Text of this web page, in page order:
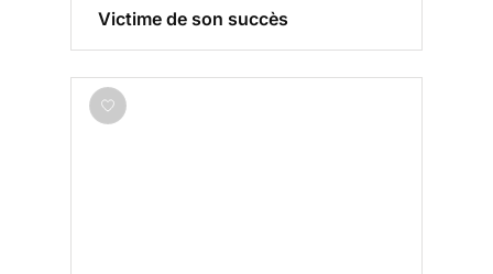
Victime de son succès